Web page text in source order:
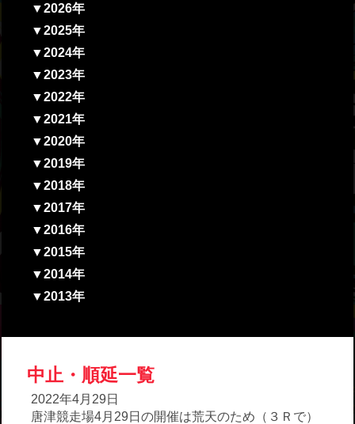
▼2026年
▼2025年
▼2024年
▼2023年
▼2022年
▼2021年
▼2020年
▼2019年
▼2018年
▼2017年
▼2016年
▼2015年
▼2014年
▼2013年
中止・順延一覧
2022年4月29日
唐津競走場4月29日の開催は荒天のため（３Ｒで）